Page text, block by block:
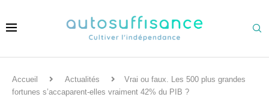
Accueil Actualités
Vrai ou faux. Les 500 plus grandes
fortunes s’accaparent-elles vraiment 42% du PIB ?